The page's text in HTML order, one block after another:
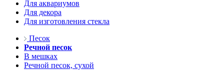
Для аквариумов
Для декора
Для изготовления стекла
Песок
Речной песок
В мешках
Речной песок, сухой